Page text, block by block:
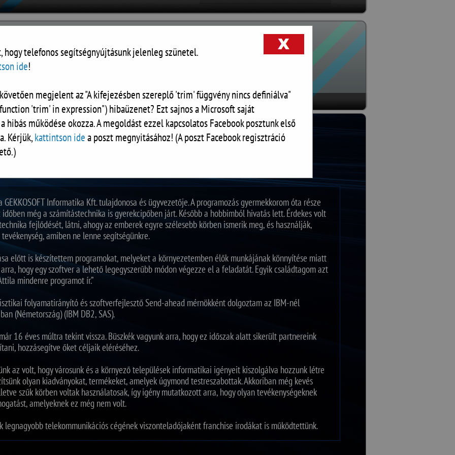
hogy telefonos segítségnyújtásunk jelenleg szünetel.
ide!
megjelent az "A kifejezésben szereplő 'trim' függvény nincs definiálva"
'trim' in expression") hibaüzenet? Ezt sajnos a Microsoft saját
hibás működése okozza. A megoldást ezzel kapcsolatos Facebook posztunk első
Kérjük,kattintson idea poszt megnyitásához! (A poszt Facebook regisztráció
RÓLUNK DOKUMENTUMOK KALKULÁTOR KAPCSOLAT
többet!
GEKKOSOFT Informatika Kft. tulajdonosa és ügyvezetője. A programozás gyermekkorom óta része
még a számítástechnika is gyerekcipőben járt. Később a hobbimból hivatás lett. Érdekes volt
fejlődését, látni, ahogy az emberek egyre szélesebb körben ismerik meg, és használják,
amiben ne lenne segítségünkre.
előtt is készítettem programokat, melyeket a környezetemben élők munkájának könnyítése miatt
hogy egy szoftver a lehető legegyszerűbb módon végezze el a feladatát. Egyik családtagom azt
mindenre programot ír.”
folyamatirányító és szoftverfejlesztő Send-ahead mérnökként dolgoztam az IBM-nél
(Németország) (IBM DB2, SAS).
már 16 éves múltra tekint vissza. Büszkék vagyunk arra, hogy ez időszak alatt sikerült partnereink
hozzásegítve őket céljaik eléréséhez.
az volt, hogy városunk és a környező települések informatikai igényeit kiszolgálva hozzunk létre
olyan kiadványokat, termékeket, amelyek úgymond testreszabottak. Akkoriban még kevés
szűk körben voltak használatosak, így igény mutatkozott arra, hogy olyan tevékenységeknek
amelyeknek ez még nem volt.
legnagyobb telekommunikációs cégének viszonteladójaként franchise irodákat is működtettünk.